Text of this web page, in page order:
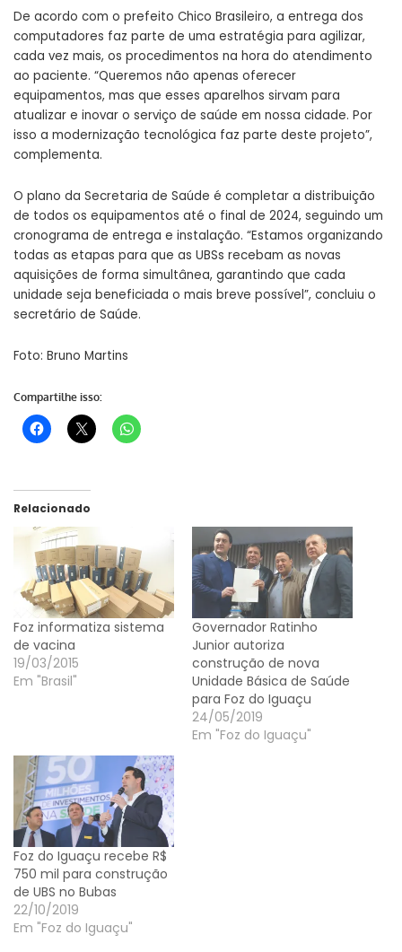
De acordo com o prefeito Chico Brasileiro, a entrega dos
computadores faz parte de uma estratégia para agilizar,
cada vez mais, os procedimentos na hora do atendimento
ao paciente. “Queremos não apenas oferecer
equipamentos, mas que esses aparelhos sirvam para
atualizar e inovar o serviço de saúde em nossa cidade. Por
isso a modernização tecnológica faz parte deste projeto”,
complementa.
O plano da Secretaria de Saúde é completar a distribuição
de todos os equipamentos até o final de 2024, seguindo um
cronograma de entrega e instalação. “Estamos organizando
todas as etapas para que as UBSs recebam as novas
aquisições de forma simultânea, garantindo que cada
unidade seja beneficiada o mais breve possível”, concluiu o
secretário de Saúde.
Foto: Bruno Martins
Compartilhe isso:
Relacionado
Foz informatiza sistema
de vacina
19/03/2015
Em "Brasil"
Governador Ratinho
Junior autoriza
construção de nova
Unidade Básica de Saúde
para Foz do Iguaçu
24/05/2019
Em "Foz do Iguaçu"
Foz do Iguaçu recebe R$
750 mil para construção
de UBS no Bubas
22/10/2019
Em "Foz do Iguaçu"